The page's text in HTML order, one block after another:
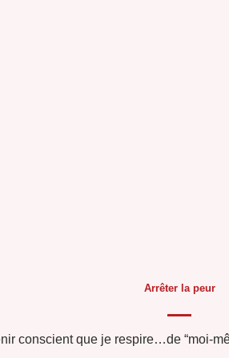
Arrêter la peur
conscient que je respire…de “moi-